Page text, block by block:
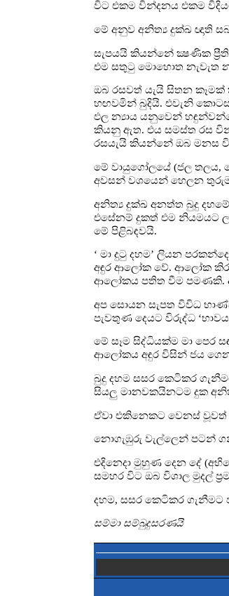
විට එකම වින්දනය එකම
මේ අනුව අනිත්‍ය දුක්ඛ ඥාති
සැපයයි කියන්නේ ක්‍ෂණික
එම සතුටු මොහොත නැවැත
ඔබ රසවත් යැයි සිතන කෑමක්
හඟවමින් බුදියි. එවැනි
ඵල න්‍යාය යනුවෙන්
කියනු ඇත. එය සමස්ත රස
රසයැයි කියන්නේ ඔබ මනස
මේ වායුගෝලයේ (ජල තලය,
අවසන් වශයෙන් හෙලන
අනිත්‍ය දුක්ඛ අනත්ත බුදු
එසේනම් දුකත් එම නියමයට
මේ පිළිබඳවයි.
‘ මා දුටු දහම’ ලියන
අඳුර ආලෝක වේ. ආලෝක
ආලෝකය පතිත වීම පමණකි.
අප සොයන සැපත විවිධ
පැවතුණ දෙයට විරුද්ධ
මේ සෑම සිද්ධියක්ම මා පෙර
ආලෝකය අඳුර විසින් ජය
බුදු දහම සසර කෙටිකර
සියලු මානවකයිනටම දුක
ඒවා එකිනෙකට වෙනස් වූවත්
නොගැඹුරු වැල්ලෙන් පටන්
එදිනෙදා මුහුණ දෙන දේ
සමහර විට ඔබ විශාල මුදල්
දහම, සසර කෙටිකර
සම්මා සම්බුදුසරණයි